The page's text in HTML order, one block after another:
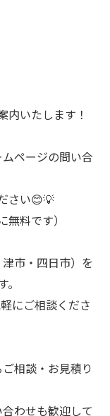
内いたします！
ページの問い合
さい😊💡
無料です）
市・四日市）を
にご相談くださ
相談・お見積り
わせも歓迎して